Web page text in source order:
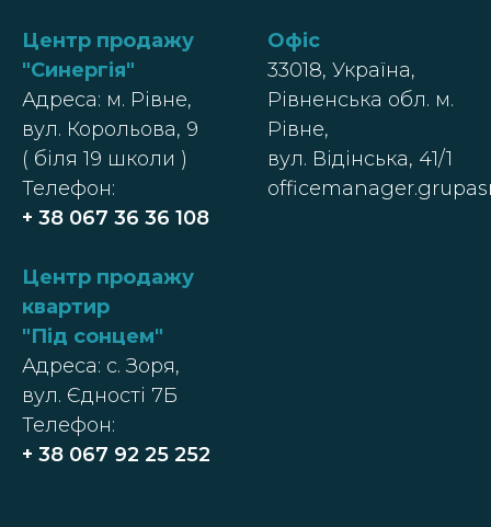
Центр продажу
"Синергія"
Адреса: м. Рівне,
вул. Корольова, 9
( біля 19 школи )
Телефон:
+ 38 067 36 36 108
Центр продажу
квартир
"Під сонцем"
Адреса: с. Зоря,
вул. Єдності 7Б
Телефон:
+ 38 067 92 25 252
Офіс
33018, Україна,
Рівненська обл. м.
Рівне,
вул. Відінська, 41/1